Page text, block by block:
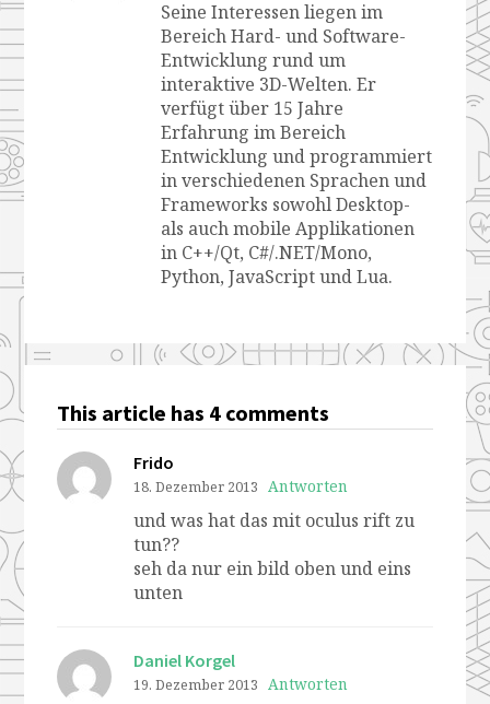
Seine Interessen liegen im
Bereich Hard- und Software-
Entwicklung rund um
interaktive 3D-Welten. Er
verfügt über 15 Jahre
Erfahrung im Bereich
Entwicklung und programmiert
in verschiedenen Sprachen und
Frameworks sowohl Desktop-
als auch mobile Applikationen
in C++/Qt, C#/.NET/Mono,
Python, JavaScript und Lua.
This article has 4 comments
Frido
18. Dezember 2013 Antworten
und was hat das mit oculus rift zu
tun??
seh da nur ein bild oben und eins
unten
Daniel Korgel
19. Dezember 2013 Antworten